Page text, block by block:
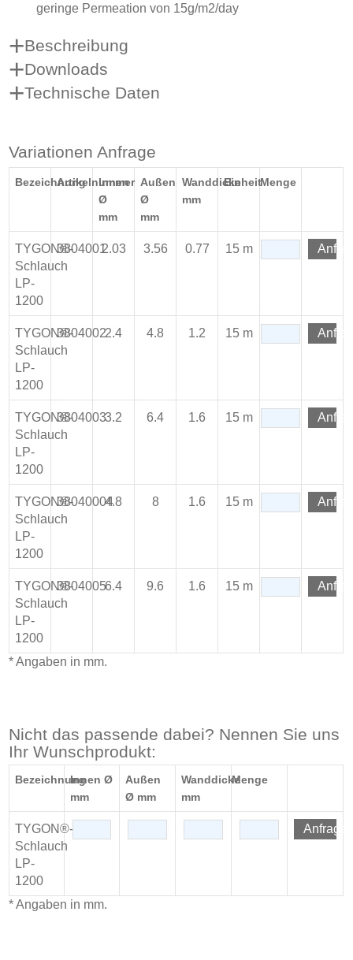
geringe Permeation von 15g/m2/day
Beschreibung
Downloads
Technische Daten
Variationen Anfrage
BezeichnungArtikelnummer
Innen
Ø
mm
Außen
Ø
mm
Wanddicke
mm
EinheitMenge
TYGON®-
Schlauch
LP-
1200
38040012.03 3.56 0.77 15 m
TYGON®-
Schlauch
LP-
1200
38040022.4 4.8 1.2 15 m
TYGON®-
Schlauch
LP-
1200
38040033.2 6.4 1.6 15 m
TYGON®-
Schlauch
LP-
1200
380400044.8 8 1.6 15 m
TYGON®-
Schlauch
LP-
1200
38040056.4 9.6 1.6 15 m
* Angaben in mm.
Nicht das passende dabei? Nennen Sie uns
Ihr Wunschprodukt:
BezeichnungInnen Ø
mm
Außen
Ø mm
Wanddicke
mm
Menge
TYGON®-
Schlauch
LP-
1200
* Angaben in mm.